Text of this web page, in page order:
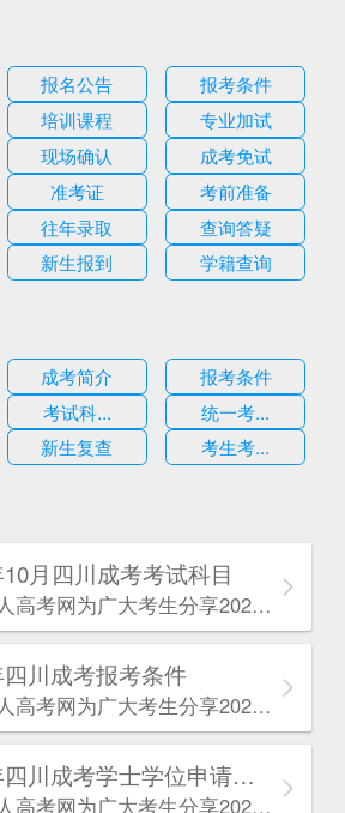
报名公告
报考条件
培训课程
专业加试
现场确认
成考免试
准考证
考前准备
往年录取
查询答疑
新生报到 学籍查询
成考简介
报考条件
考试科...
统一考...
新生复查 考生考...
月四川成考考试科目
四川成人高考网​为广大考生分享2025年10月四川成考考试科目。为广大在职人员和社会人士提供学历提升的机会。更多四川成考考试信息，欢迎在线访问四川成人高考网。
川成考报考条件
四川成人高考网​为广大考生分享2025年‌‌‌‌四川成考报考条件。为广大在职人员和社会人士提供学历提升的机会。更多四川成考考试信息，欢迎在线访问四川成人高考网。
2025年‌‌‌‌四川成考学士学位申请条件
四川成人高考网​为广大考生分享2025年‌‌‌‌四川成考学士学位申请条件。为广大在职人员和社会人士提供学历提升的机会。更多四川成考考试信息，欢迎在线访问四川成人高考网。